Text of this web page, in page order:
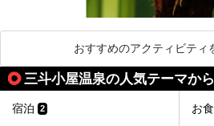
おすすめのアクティビティ
三斗小屋温泉の人気テーマか
宿泊 2 お